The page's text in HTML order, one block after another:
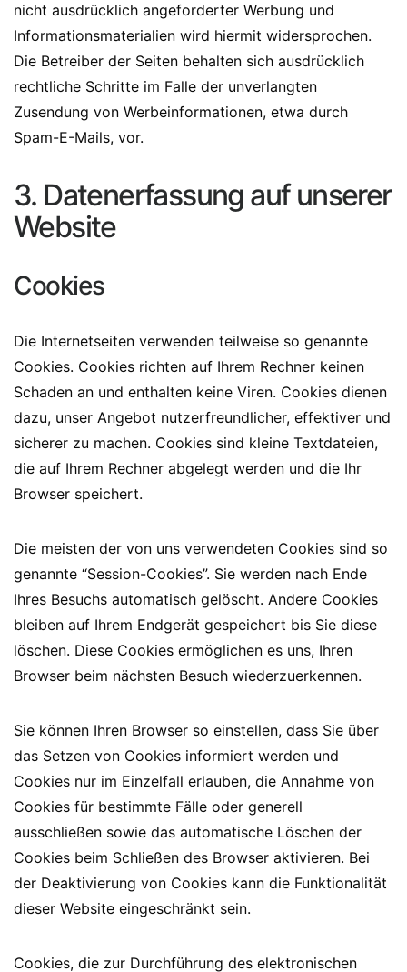
nicht ausdrücklich angeforderter Werbung und
Informationsmaterialien wird hiermit widersprochen.
Die Betreiber der Seiten behalten sich ausdrücklich
rechtliche Schritte im Falle der unverlangten
Zusendung von Werbeinformationen, etwa durch
Spam-E-Mails, vor.
3. Datenerfassung auf unserer
Website
Cookies
Die Internetseiten verwenden teilweise so genannte
Cookies. Cookies richten auf Ihrem Rechner keinen
Schaden an und enthalten keine Viren. Cookies dienen
dazu, unser Angebot nutzerfreundlicher, effektiver und
sicherer zu machen. Cookies sind kleine Textdateien,
die auf Ihrem Rechner abgelegt werden und die Ihr
Browser speichert.
Die meisten der von uns verwendeten Cookies sind so
genannte “Session-Cookies”. Sie werden nach Ende
Ihres Besuchs automatisch gelöscht. Andere Cookies
bleiben auf Ihrem Endgerät gespeichert bis Sie diese
löschen. Diese Cookies ermöglichen es uns, Ihren
Browser beim nächsten Besuch wiederzuerkennen.
Sie können Ihren Browser so einstellen, dass Sie über
das Setzen von Cookies informiert werden und
Cookies nur im Einzelfall erlauben, die Annahme von
Cookies für bestimmte Fälle oder generell
ausschließen sowie das automatische Löschen der
Cookies beim Schließen des Browser aktivieren. Bei
der Deaktivierung von Cookies kann die Funktionalität
dieser Website eingeschränkt sein.
Cookies, die zur Durchführung des elektronischen